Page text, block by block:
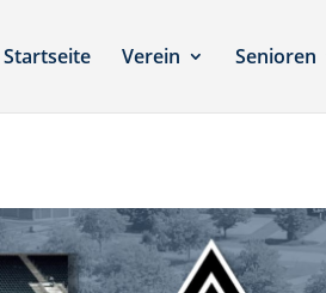
Startseite Verein Senioren